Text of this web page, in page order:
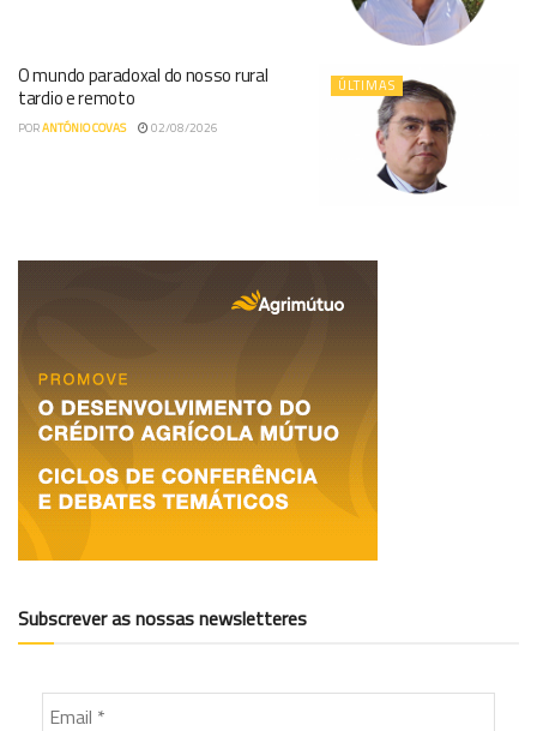
ÚLTIMAS
O mundo paradoxal do nosso rural
tardio e remoto
PORANTÓNIO COVAS 02/08/2026
Subscrever as nossas newsletteres